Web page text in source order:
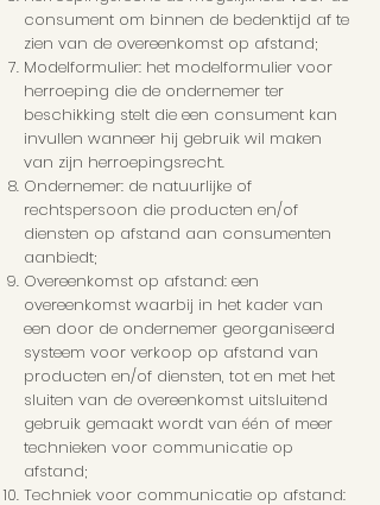
consument om binnen de bedenktijd af te
zien van de overeenkomst op afstand;
Modelformulier: het modelformulier voor
herroeping die de ondernemer ter
beschikking stelt die een consument kan
invullen wanneer hij gebruik wil maken
van zijn herroepingsrecht.
Ondernemer: de natuurlijke of
rechtspersoon die producten en/of
diensten op afstand aan consumenten
aanbiedt;
Overeenkomst op afstand: een
overeenkomst waarbij in het kader van
een door de ondernemer georganiseerd
systeem voor verkoop op afstand van
producten en/of diensten, tot en met het
sluiten van de overeenkomst uitsluitend
gebruik gemaakt wordt van één of meer
technieken voor communicatie op
afstand;
Techniek voor communicatie op afstand: